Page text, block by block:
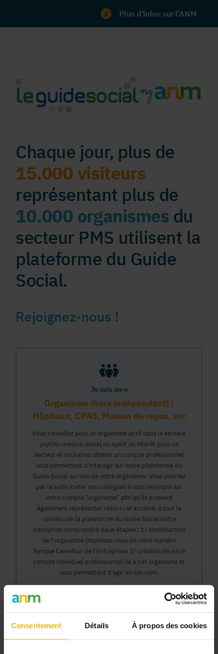
Consentement Détails À propos des cookies
Plus d'infos sur l'ANM
Chaque jour, plus de
15.000 visiteurs
représentant plus de
10.000 organismes du
secteur PMS utilisent la
plateforme du Guide
Social.
Rejoignez-nous !
Je suis un·e
Organisme (hors indépendant) :
Hôpitaux, CPAS, Maison de repos, etc
Vous travaillez pour un organisme actif dans le secteur
psycho-médico-social ou ayant un intérêt pour ce
secteur et souhaitez obtenir un compte professionnel
vous permettant d'interagir sur notre plateforme du
Guide Social au nom de votre organisme. Vous pourrez
par la suite inviter vos collègues à vous rejoindre sur
votre compte "organisme" afin qu'ils puissent
également représenter celui-ci et accéder à tout le
contenu de la plateforme du Guide Social.Votre
inscription comprendra deux étapes : 1/ identifiaction
de l'organisme (munissez-vous de votre numéro
Banque Carrefour de l'Entreprise) 2/ création de votre
compte individuel professionnel lié à cet organisme et
vous permettant d'agir en son nom.